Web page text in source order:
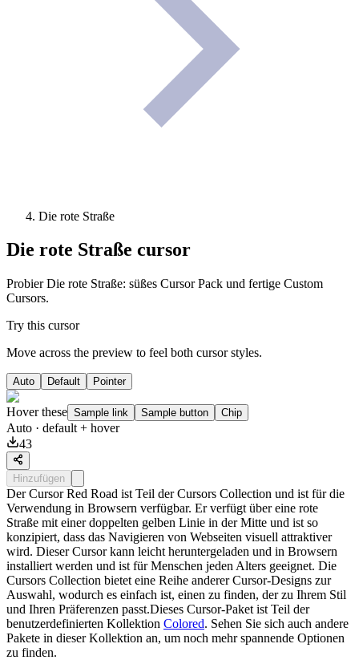
Die rote Straße
Die rote Straße cursor
Probier Die rote Straße: süßes Cursor Pack und fertige Custom
Cursors.
Try this cursor
Move across the preview to feel both cursor styles.
Auto Default Pointer
Hover these Sample link Sample button Chip
Auto · default + hover
43
Hinzufügen
Der Cursor Red Road ist Teil der Cursors Collection und ist für die
Verwendung in Browsern verfügbar. Er verfügt über eine rote
Straße mit einer doppelten gelben Linie in der Mitte und ist so
konzipiert, dass das Navigieren von Webseiten visuell attraktiver
wird. Dieser Cursor kann leicht heruntergeladen und in Browsern
installiert werden und ist für Menschen jeden Alters geeignet. Die
Cursors Collection bietet eine Reihe anderer Cursor-Designs zur
Auswahl, wodurch es einfach ist, einen zu finden, der zu Ihrem Stil
und Ihren Präferenzen passt.Dieses Cursor-Paket ist Teil der
benutzerdefinierten Kollektion Colored. Sehen Sie sich auch andere
Pakete in dieser Kollektion an, um noch mehr spannende Optionen
zu finden.